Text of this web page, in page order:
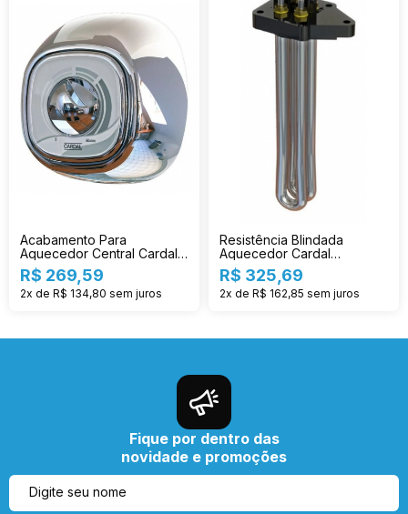
Acabamento Para
Aquecedor Central Cardal
Cr Ac214
R$ 269,59
2x de R$ 134,80 sem juros
Resistência Blindada
Aquecedor Cardal
Individual 3t Re-124/2
R$ 325,69
2x de R$ 162,85 sem juros
Fique por dentro das
novidade e promoções